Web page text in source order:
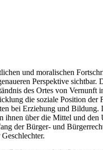
und moralischen
Perspektive sichtbar.
des Ortes von
die soziale Position
bei Erziehung und Bildung.
über die Mittel und
der Bürger- und